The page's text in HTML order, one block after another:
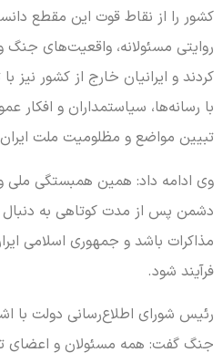
کشور را از نقاط قوت این مقطع
روایتی مسئولانه، واقعیت‌های
کردند و ایرانیان خارج از کشور نیز
با رسانه‌ها، سیاستمداران و
تبیین مواضع و مظلومیت ملت ایران
وی ادامه داد: همین همبستگی ملی
دشمن پس از مدت کوتاهی به دنبال
مذاکرات باشد و جمهوری اسلامی
فرآیند شود.
رئیس شورای اطلاع‌رسانی دولت با
جنگ گفت: همه مسئولان و اعضای